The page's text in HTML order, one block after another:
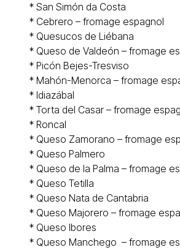
* San Simón da Costa
* Cebrero – fromage espagnol
* Quesucos de Liébana
* Queso de Valdeón – fromage
* Picón Bejes-Tresviso
* Mahón-Menorca – fromage
* Idiazábal
* Torta del Casar – fromage
* Roncal
* Queso Zamorano – fromage
* Queso Palmero
* Queso de la Palma – fromage
* Queso Tetilla
* Queso Nata de Cantabria
* Queso Majorero – fromage
* Queso Ibores
* Queso Manchego – fromage